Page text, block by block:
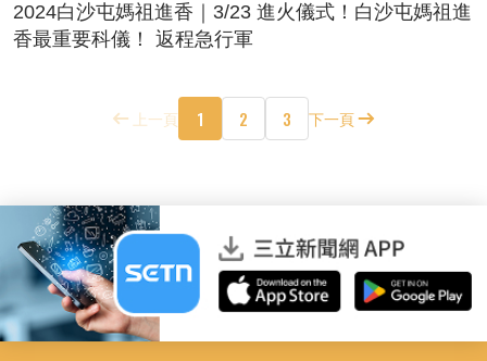
2024白沙屯媽祖進香｜3/23 進火儀式！白沙屯媽祖進
香最重要科儀！ 返程急行軍
上一頁 1 2 3 下一頁